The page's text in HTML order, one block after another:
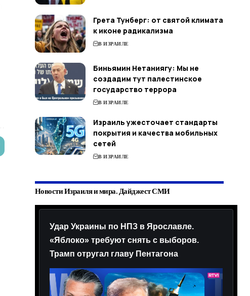
Грета Тунберг: от святой климата
к иконе радикализма
В ИЗРАИЛЕ
Биньямин Нетаниягу: Мы не
создадим тут палестинское
государство террора
В ИЗРАИЛЕ
Израиль ужесточает стандарты
покрытия и качества мобильных
сетей
В ИЗРАИЛЕ
Новости Израиля и мира. Дайджест СМИ